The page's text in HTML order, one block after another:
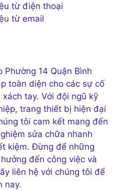
từ điện thoại
từ email
Phường 14 Quận Bình
toàn diện cho các sự cố
tay. Với đội ngũ kỹ
trang thiết bị hiện đại
tôi cam kết mang đến
sửa chữa nhanh
kiệm. Đừng để những
đến công việc và
liên hệ với chúng tôi để
nay.